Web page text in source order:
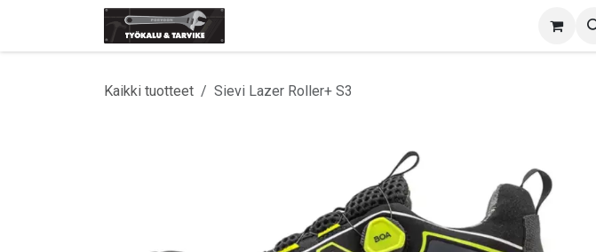
Tietoja meistä
Kaikki tuotteet Sievi Lazer Roller+ S3